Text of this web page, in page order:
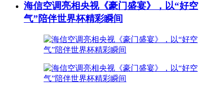
海信空调亮相央视《豪门盛宴》，以“好空
气”陪伴世界杯精彩瞬间